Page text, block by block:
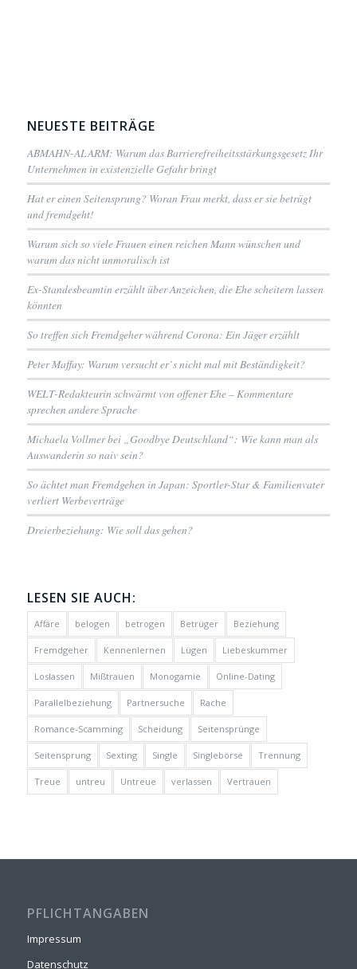
NEUESTE BEITRÄGE
ABMAHN-ALARM: Warum das Barrierefreiheitsstärkungsgesetz Ihr
Unternehmen in existenzielle Gefahr bringt
Hat er einen Seitensprung? Woran Frau merkt, dass er sie betrügt
und fremdgeht!
Warum sich so viele Frauen einen reichen Mann wünschen und
warum das nicht unmoralisch ist
Ex-Standesbeamtin erzählt über Anzeichen, die Ehe scheitern lassen
könnten
So treffen sich Fremdgeher während Corona: Ein Jäger erzählt
Peter Maffay: Warum versucht er`s nicht mal mit Beständigkeit?
WELT-Redakteurin schwärmt von offener Ehe – Kommentare
sprechen andere Sprache
Michaela Vollmer bei „Goodbye Deutschland“: Wie kann man als
Auswanderin so naiv sein?
So ächtet man Fremdgehen in Japan: Sportler-Star & Familienvater
verliert Werbeverträge
Dreierbeziehung: Wie soll das gehen?
LESEN SIE AUCH:
Affäre belogen betrogen Betrüger Beziehung
Fremdgeher Kennenlernen Lügen Liebeskummer
Loslassen Mißtrauen Monogamie Online-Dating
Parallelbeziehung Partnersuche Rache
Romance-Scamming Scheidung Seitensprünge
Seitensprung Sexting Single Singlebörse Trennung
Treue untreu Untreue verlassen Vertrauen
PFLICHTANGABEN
Impressum
Datenschutz